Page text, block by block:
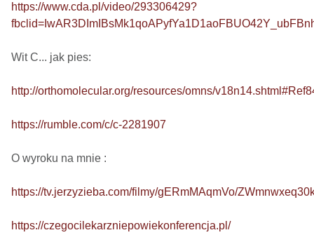
https://www.cda.pl/video/293306429?
Wit C... jak pies:
http://orthomolecular.org/resources/omns/
https://rumble.com/c/c-2281907
O wyroku na mnie :
https://tv.jerzyzieba.com/filmy/gERmMAqmVo/
https://czegocilekarzniepowiekonferencja.pl/